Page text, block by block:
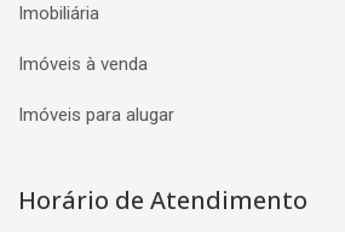
Imobiliária
Imóveis à venda
Imóveis para alugar
Horário de Atendimento